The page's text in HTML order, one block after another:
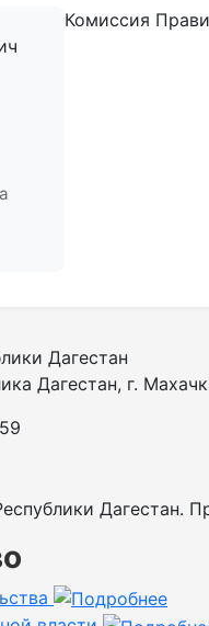
Комиссия
Дагестан, г.
Дагестан.